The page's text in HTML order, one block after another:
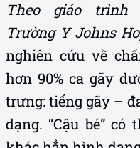
Theo giáo trình
Trường Y Johns
nghiên cứu về
hơn 90% ca gãy
trưng: tiếng gãy –
dạng. “Cậu bé”